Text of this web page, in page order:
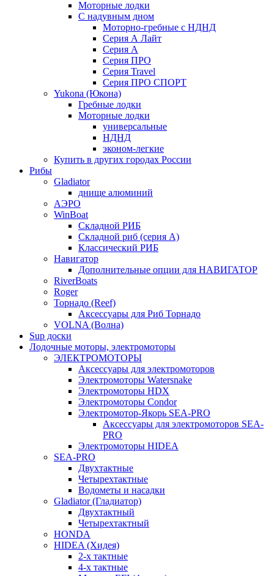
Моторные лодки
С надувным дном
Моторно-гребные с НДНД
Серия А Лайт
Серия А
Серия ПРО
Серия Travel
Серия ПРО СПОРТ
Yukona (Юкона)
Гребные лодки
Моторные лодки
универсальные
НДНД
эконом-легкие
Купить в других городах России
Рибы
Gladiator
днище алюминий
АЭРО
WinBoat
Складной РИБ
Складной риб (серия А)
Классический РИБ
Навигатор
Дополнительные опции для НАВИГАТОР
RiverBoats
Roger
Торнадо (Reef)
Аксессуары для Риб Торнадо
VOLNA (Волна)
Sup доски
Лодочные моторы, электромоторы
ЭЛЕКТРОМОТОРЫ
Аксессуары для электромоторов
Электромоторы Watersnake
Электромоторы HDX
Электромоторы Condor
Электромотор-Якорь SEA-PRO
Аксессуары для электромоторов SEA-
PRO
Электромоторы HIDEA
SEA-PRO
Двухтактные
Четырехтактные
Водометы и насадки
Gladiator (Гладиатор)
Двухтактный
Четырехтактный
HONDA
HIDEA (Хидея)
2-х тактные
4-х тактные